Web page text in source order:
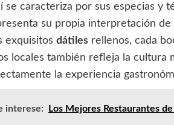
se caracteriza por sus especias y
su propia interpretación de
exquisitos dátiles rellenos, cada
locales también refleja la cultura
la experiencia
interese:
Los Mejores Restaurantes